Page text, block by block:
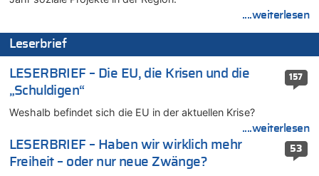
Zurück an den Rhein: Hendrich wechselt zum 1. FC Köln
08.08.2026 - 11:39 von Dax zu
In Belgien missachten zwei von drei Autofahrern das
Tempolimit in 30er-Zonen – Untersuchung von Vias
08.08.2026 - 11:08 von Hans zu
Aachen ab 11. August wieder Mekka des Pferdesports –
Belgien setzt bei Reit-WM auf starke Springreiter
08.08.2026 - 10:21 von Hugo Egon Bernhard von Sinnen zu
In Belgien missachten zwei von drei Autofahrern das
Tempolimit in 30er-Zonen – Untersuchung von Vias
....weiterlesen
Leserbrief
157
LESERBRIEF – Die EU, die Krisen und die
„Schuldigen“
Weshalb befindet sich die EU in der aktuellen Krise?
....weiterlesen
53
LESERBRIEF – Haben wir wirklich mehr
Freiheit – oder nur neue Zwänge?